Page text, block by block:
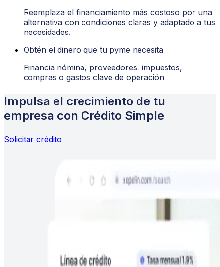
Reemplaza el financiamiento más costoso por una
alternativa con condiciones claras y adaptado a tus
necesidades.
Obtén el dinero que tu pyme necesita
Financia nómina, proveedores, impuestos,
compras o gastos clave de operación.
Impulsa el crecimiento de tu
empresa con Crédito Simple
Solicitar crédito